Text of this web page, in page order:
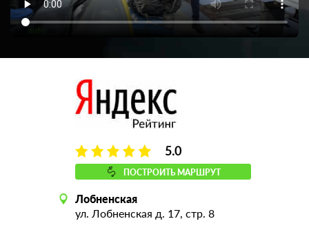
5.0
ПОСТРОИТЬ МАРШРУТ
Лобненская
ул. Лобненская д. 17, стр. 8